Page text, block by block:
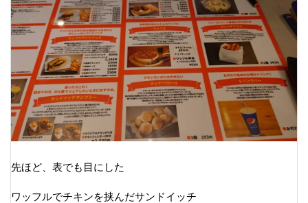
先ほど、表でも目にした
ワッフルでチキンを挟んだサンドイッチ